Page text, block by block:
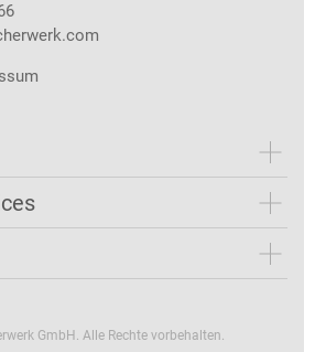
GmbH. Alle Rechte vorbehalten.